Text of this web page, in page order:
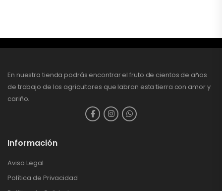
En nuestra tienda podrás encontrar el fruto de cientos de años
de trabajo de los agricultores que labran esta tierra con amor y
cariño.
Información
Aviso Legal
Política de Privacidad